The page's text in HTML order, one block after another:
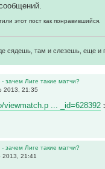
этот пост как понравившийся.
сядешь, там и слезешь, еще и
зачем Лиге такие матчи?
2013, 21:35
viewmatch.p ... _id=628392
зачем Лиге такие матчи?
21:41